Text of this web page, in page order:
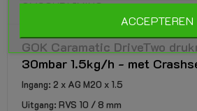
OMSCHRIJVING
GOK Caramatic DriveTwo
30mbar 1.5kg/h - met
Ingang: 2 x AG M20 x 1.5
Uitgang: RVS 10 / 8 mm
ACCEPTEREN